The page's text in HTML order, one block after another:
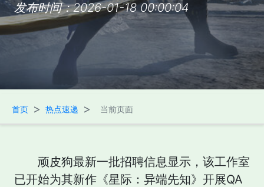
发布时间：2026-01-18 00:00:04
首页 > 热点速递 > 当前页面
顽皮狗最新一批招聘信息显示，该工作室
已开始为其新作《星际：异端先知》开展QA